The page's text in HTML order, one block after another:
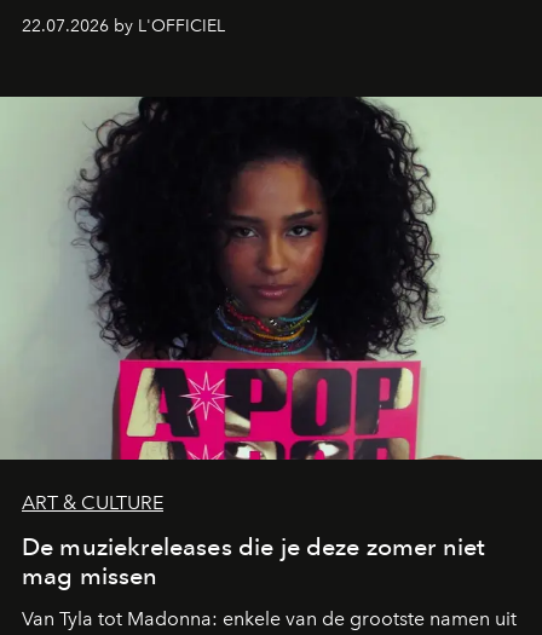
zestig, een Japanse hotspot die na zonsondergang
verandert in een bruisende ontmoetingsplek en de
neerstrijkt in Saint-Tropez. Dit zijn de nieuwe adressen
die deze zomer de toon zetten, van lange lunches tot
zwoele nachten.
22.07.2026 by L'OFFICIEL
ART & CULTURE
De muziekreleases die je deze zomer niet
mag missen
Van Tyla tot Madonna: enkele van de grootste namen uit